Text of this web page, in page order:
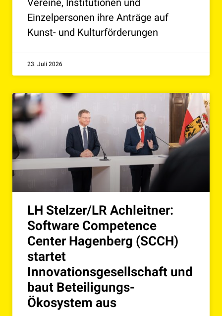
Vereine, Institutionen und
Einzelpersonen ihre Anträge auf
Kunst- und Kulturförderungen
23. Juli 2026
LH Stelzer/LR Achleitner:
Software Competence
Center Hagenberg (SCCH)
startet
Innovationsgesellschaft und
baut Beteiligungs-
Ökosystem aus